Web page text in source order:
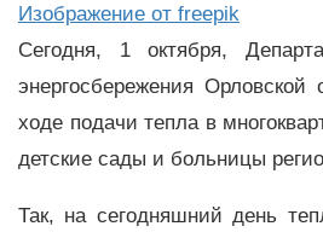
Изображение от freepik
Сегодня, 1 октября,
энергосбережения Орловской
ходе подачи тепла в
детские сады и больницы
Так, на сегодняшний день